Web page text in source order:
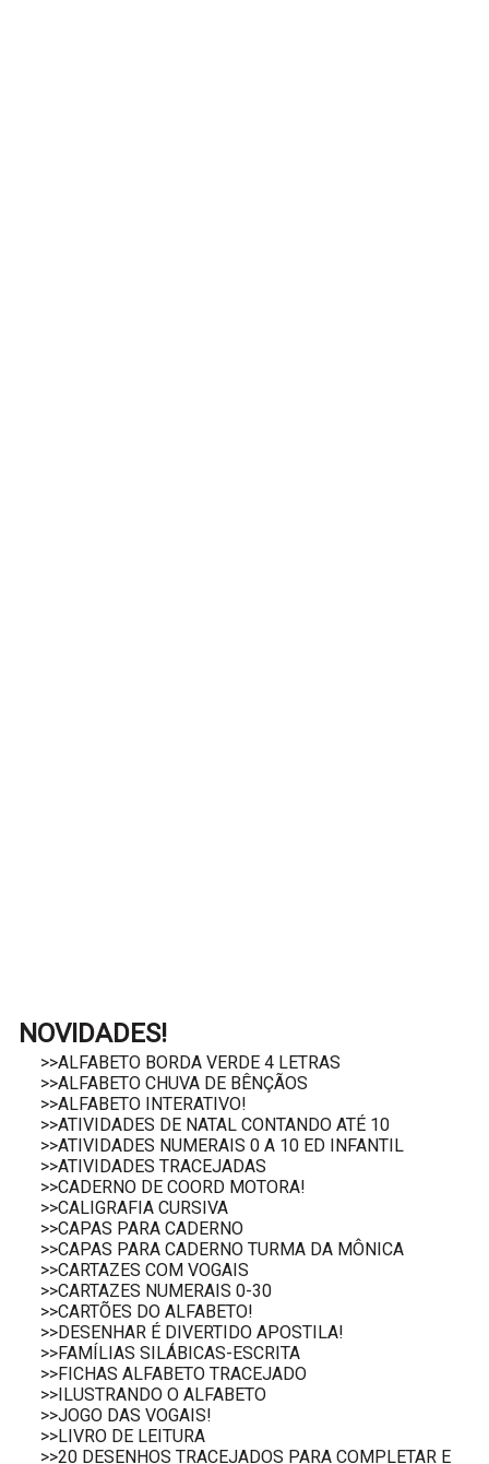
NOVIDADES!
>>ALFABETO BORDA VERDE 4 LETRAS
>>ALFABETO CHUVA DE BÊNÇÃOS
>>ALFABETO INTERATIVO!
>>ATIVIDADES DE NATAL CONTANDO ATÉ 10
>>ATIVIDADES NUMERAIS 0 A 10 ED INFANTIL
>>ATIVIDADES TRACEJADAS
>>CADERNO DE COORD MOTORA!
>>CALIGRAFIA CURSIVA
>>CAPAS PARA CADERNO
>>CAPAS PARA CADERNO TURMA DA MÔNICA
>>CARTAZES COM VOGAIS
>>CARTAZES NUMERAIS 0-30
>>CARTÕES DO ALFABETO!
>>DESENHAR É DIVERTIDO APOSTILA!
>>FAMÍLIAS SILÁBICAS-ESCRITA
>>FICHAS ALFABETO TRACEJADO
>>ILUSTRANDO O ALFABETO
>>JOGO DAS VOGAIS!
>>LIVRO DE LEITURA
>>20 DESENHOS TRACEJADOS PARA COMPLETAR E